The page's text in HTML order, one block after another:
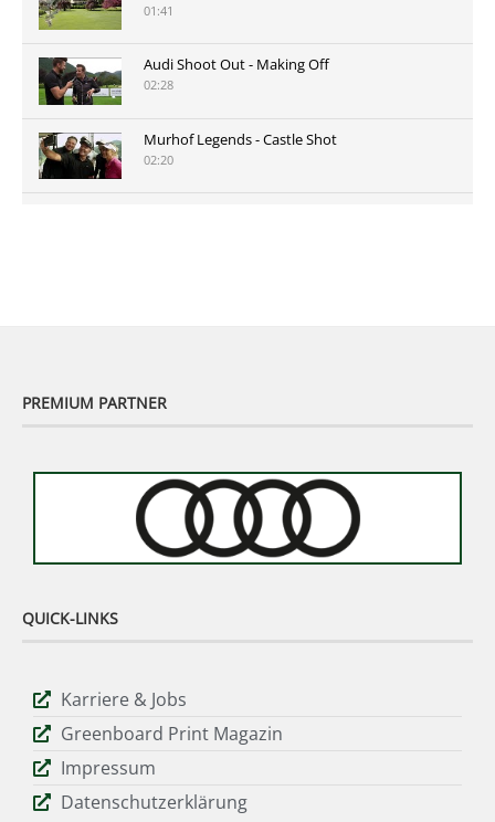
01:41
Audi Shoot Out - Making Off
02:28
Murhof Legends - Castle Shot
02:20
PREMIUM PARTNER
QUICK-LINKS
Karriere & Jobs
Greenboard Print Magazin
Impressum
Datenschutzerklärung